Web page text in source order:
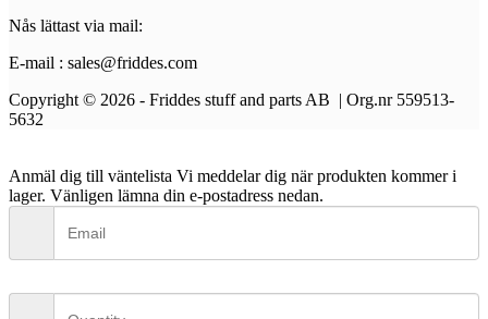
Nås lättast via mail:
E-mail : sales@friddes.com
Copyright © 2026 - Friddes stuff and parts AB | Org.nr 559513-
5632
Anmäl dig till väntelista Vi meddelar dig när produkten kommer i
lager. Vänligen lämna din e-postadress nedan.